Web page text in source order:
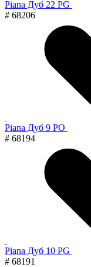
Piana Дуб 22 PG
# 68206
Piana Дуб 9 PO
# 68194
Piana Дуб 10 PG
# 68191